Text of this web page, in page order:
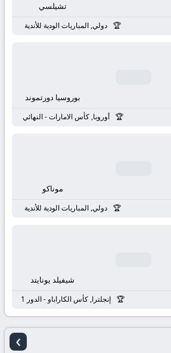
تشيلسي
دولي, المباريات الودية للأندية
بوروسيا دورتموند
أوروبا, كأس الامارات - النهائي
موناكو
دولي, المباريات الودية للأندية
شيفيلد يونايتد
إنجلترا, كأس الكاراباو - الدور 1
›